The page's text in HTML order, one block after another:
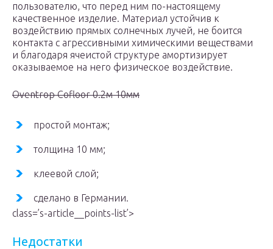
пользователю, что перед ним по-настоящему
качественное изделие. Материал устойчив к
воздействию прямых солнечных лучей, не боится
контакта с агрессивными химическими веществами
и благодаря ячеистой структуре амортизирует
оказываемое на него физическое воздействие.
Oventrop Cofloor 0.2м 10мм
простой монтаж;
толщина 10 мм;
клеевой слой;
сделано в Германии.
class=’s-article__points-list’>
Недостатки